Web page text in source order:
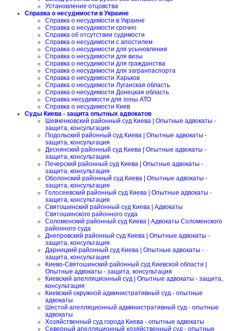
Установление отцовства
Справка о несудимости в Украине
Справка о несудимости в Украине
Справка о несудимости срочно
Справка об отсутствии судимости
Справка о несудимости с апостилем
Справка о несудимости для усыновления
Справка о несудимости для визы
Справка о несудимости для гражданства
Справка о несудимости для загранпаспорта
Справка о несудимости Харьков
Справка о несудимости Луганская область
Справка о несудимости Донецкая область
Справка несудимости для зоны АТО
Справка о несудимости Киев
Суды Киева - защита опытных адвокатов
Шевченковский районный суд Киева | Опытные адвокаты -
защита, консультация
Подольский районный суд Киева | Опытные адвокаты -
защита, консультация
Деснянский районный суд Киева | Опытные адвокаты -
защита, консультация
Печерский районный суд Киева | Опытные адвокаты -
защита, консультация
Оболонский районный суд Киева | Опытные адвокаты -
защита, консультация
Голосеевский районный суд Киева | Опытные адвокаты -
защита, консультация
Святошинский районный суд Киева | Адвокаты
Святошинского районного суда
Соломенский районный суд Киева | Адвокаты Соломенского
районного суда
Днепровский районный суд Киева | Опытные адвокаты -
защита, консультация
Дарницкий районный суд Киева | Опытные адвокаты -
защита, консультация
Киево-Святошинский районный суд Киевской области |
Опытные адвокаты - защита, консультация
Киевский апелляционный суд | Опытные адвокаты - защита,
консультация
Киевский окружной административный суд - опытные
адвокаты
Шестой апелляционный административный суд - опытные
адвокаты
Хозяйственный суд города Киева - опытные адвокаты
Северный апелляционный хозяйственный суд - опытные